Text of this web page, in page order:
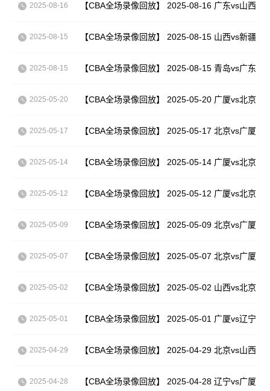
2025-08-16 【CBA全场录像回放】 2025-08-16 广东vs山西
2025-08-15 【CBA全场录像回放】 2025-08-15 山西vs新疆
2025-08-15 【CBA全场录像回放】 2025-08-15 青岛vs广东
2025-05-20 【CBA全场录像回放】 2025-05-20 广厦vs北京
2025-05-17 【CBA全场录像回放】 2025-05-17 北京vs广厦
2025-05-14 【CBA全场录像回放】 2025-05-14 广厦vs北京
2025-05-12 【CBA全场录像回放】 2025-05-12 广厦vs北京
2025-05-09 【CBA全场录像回放】 2025-05-09 北京vs广厦
2025-05-07 【CBA全场录像回放】 2025-05-07 北京vs广厦
2025-05-02 【CBA全场录像回放】 2025-05-02 山西vs北京
2025-05-01 【CBA全场录像回放】 2025-05-01 广厦vs辽宁
2025-04-29 【CBA全场录像回放】 2025-04-29 北京vs山西
2025-04-28 【CBA全场录像回放】 2025-04-28 辽宁vs广厦